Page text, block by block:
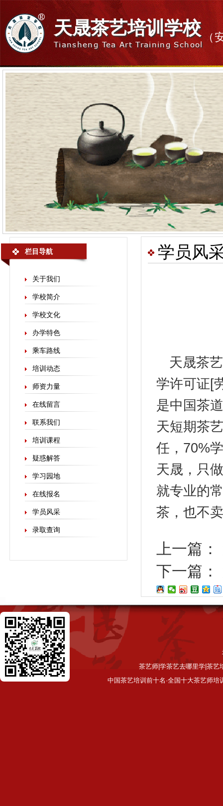
天晟茶艺培训学校
Tiansheng Tea Art Training School
（
栏目导航
关于我们
学校简介
学校文化
办学特色
乘车路线
培训动态
师资力量
在线留言
联系我们
培训课程
疑惑解答
学习园地
在线报名
学员风采
录取查询
学员风
天晟茶
学许可证[
是中国茶
天短期茶
任，70%
天晟，只
就专业的
茶，也不
上一篇：
下一篇：
茶艺师|学茶艺去哪里学|茶艺
中国茶艺培训前十名·全国十大茶艺师培